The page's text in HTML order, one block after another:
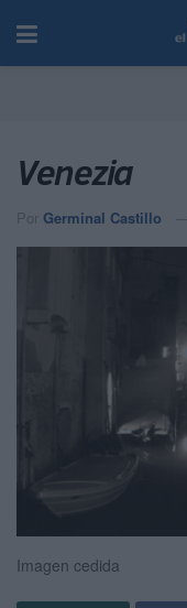
Venezia
Por Germinal Castillo
Imagen cedida